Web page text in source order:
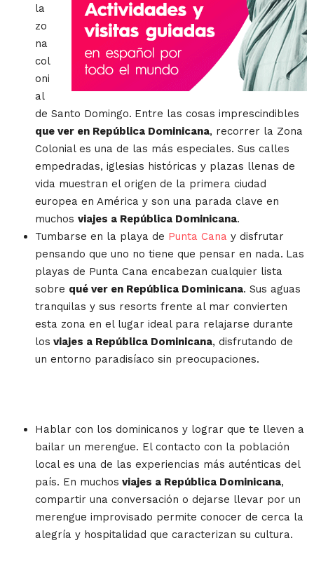
la
zo
na
col
oni
al
de Santo Domingo. Entre las cosas imprescindibles
que ver en República Dominicana, recorrer la Zona
Colonial es una de las más especiales. Sus calles
empedradas, iglesias históricas y plazas llenas de
vida muestran el origen de la primera ciudad
europea en América y son una parada clave en
muchos viajes a República Dominicana.
Tumbarse en la playa de Punta Cana y disfrutar
pensando que uno no tiene que pensar en nada. Las
playas de Punta Cana encabezan cualquier lista
sobre qué ver en República Dominicana. Sus aguas
tranquilas y sus resorts frente al mar convierten
esta zona en el lugar ideal para relajarse durante
los viajes a República Dominicana, disfrutando de
un entorno paradisíaco sin preocupaciones.
Hablar con los dominicanos y lograr que te lleven a
bailar un merengue. El contacto con la población
local es una de las experiencias más auténticas del
país. En muchos viajes a República Dominicana,
compartir una conversación o dejarse llevar por un
merengue improvisado permite conocer de cerca la
alegría y hospitalidad que caracterizan su cultura.